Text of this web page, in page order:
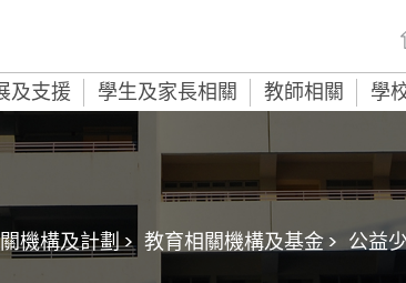
及支援 學生及家長相關 教師相關 學
機構及計劃 > 教育相關機構及基金 > 公益